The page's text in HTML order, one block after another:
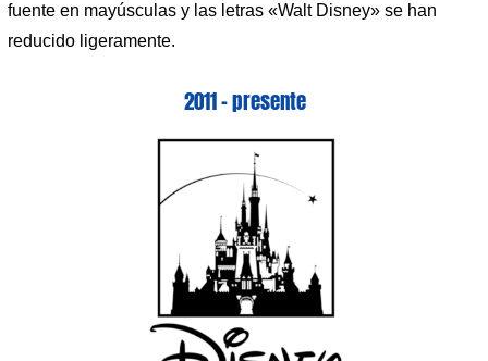
fuente en mayúsculas y las letras «Walt Disney» se han
reducido ligeramente.
2011 – presente